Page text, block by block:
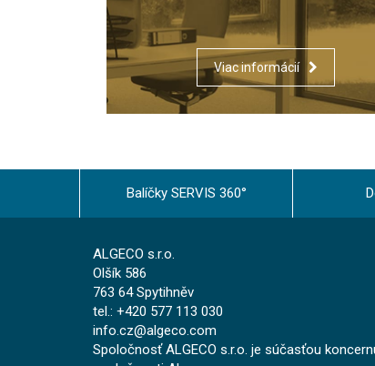
Viac informácií
Balíčky SERVIS 360°
ALGECO s.r.o.
Olšík 586
763 64 Spytihněv
tel.: +420 577 113 030
info.cz@algeco.com
Spoločnosť ALGECO s.r.o. je súčasťou